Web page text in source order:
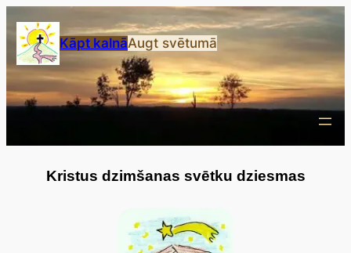
do
treści
Kāpt kalnāAugt svētumā
Kristus dzimšanas svētku dziesmas